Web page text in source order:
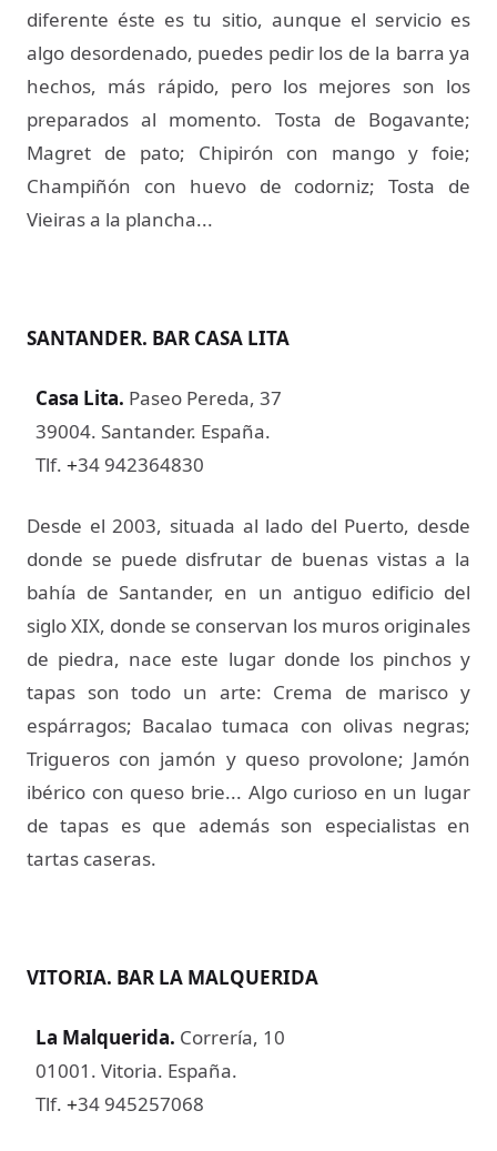
diferente éste es tu sitio, aunque el servicio es
algo desordenado, puedes pedir los de la barra ya
hechos, más rápido, pero los mejores son los
preparados al momento. Tosta de Bogavante;
Magret de pato; Chipirón con mango y foie;
Champiñón con huevo de codorniz; Tosta de
Vieiras a la plancha...
SANTANDER. BAR CASA LITA
Casa Lita. Paseo Pereda, 37
39004. Santander. España.
Tlf. +34 942364830
Desde el 2003, situada al lado del Puerto, desde
donde se puede disfrutar de buenas vistas a la
bahía de Santander, en un antiguo edificio del
siglo XIX, donde se conservan los muros originales
de piedra, nace este lugar donde los pinchos y
tapas son todo un arte: Crema de marisco y
espárragos; Bacalao tumaca con olivas negras;
Trigueros con jamón y queso provolone; Jamón
ibérico con queso brie... Algo curioso en un lugar
de tapas es que además son especialistas en
tartas caseras.
VITORIA. BAR LA MALQUERIDA
La Malquerida. Correría, 10
01001. Vitoria. España.
Tlf. +34 945257068